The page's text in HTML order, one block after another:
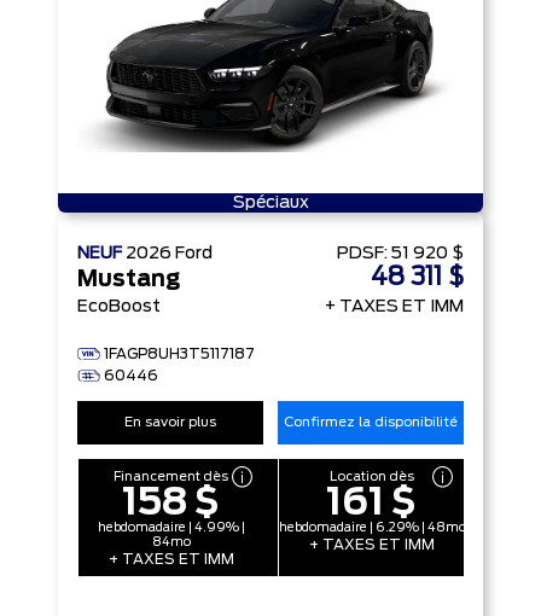
Spéciaux
NEUF 2026 Ford
Mustang
EcoBoost
1FAGP8UH3T5117187
60446
PDSF: 51 920 $
48 311 $
+ TAXES ET IMM
En savoir plus Confirmez la disponibilité
Financement dès
158 $
hebdomadaire | 4.99% |
84mo
+ TAXES ET IMM
Location dès
161 $
hebdomadaire | 6.29% | 48mo
+ TAXES ET IMM